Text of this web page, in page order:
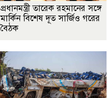
প্রধানমন্ত্রী তারেক রহমানের সঙ্গে
মার্কিন বিশেষ দূত সার্জিও গরের
বৈঠক